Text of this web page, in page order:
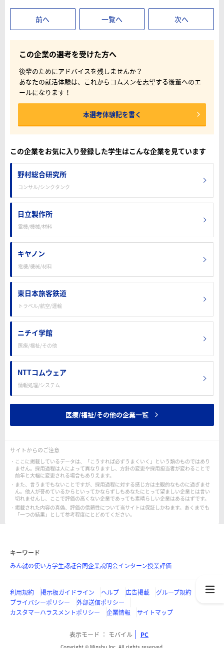
前へ 一覧へ 次へ
この企業の選考を受けた方へ
後輩のためにアドバイスを残しませんか？
あなたの就活体験は、これからコムスンを志望する後輩へのエ
ールになります！
本選考体験記を書く
この企業をお気に入り登録した学生はこんな企業を見ています
野村総合研究所
コンサル/シンクタンク
日立製作所
電機/機械/材料
キヤノン
電機/機械/材料
東日本旅客鉄道
トラベル/航空/運輸
ニチイ学館
医療/福祉/その他
NTTコムウェア
情報処理/システム
医療/福祉/その他の企業一覧
サイトからのご注意
ここに掲載しているデータは、「こうすれば必ずうまくいく」という類のものではあり
ません。採用過程は人によって異なりますし、方針の変更や採用担当者が変わることで
前年と大幅に変更される場合もありえます。
また、言うまでもないことですが、採用過程に対する感じ方は主観的なものに過ぎませ
ん。他人が誉めているからといってかならずしもあなたにとって望ましい企業とは言い
切れませんし、ここで評価の高くない企業であっても素晴らしい企業はあるはずです。
掲載された内容の真偽、評価の信頼性について当サイトは保証しかねます。あくまでも
「一つの結果」として参考程度にとどめてください。
キーワード
みん就の使い方学生認証合同企業説明会インターン授業評価
利用規約 掲示板ガイドライン ヘルプ 広告掲載
グループ規約
プライバシーポリシー
外部送信ポリシー
カスタマーハラスメントポリシー
企業情報 サイトマップ
表示モード モバイル PC